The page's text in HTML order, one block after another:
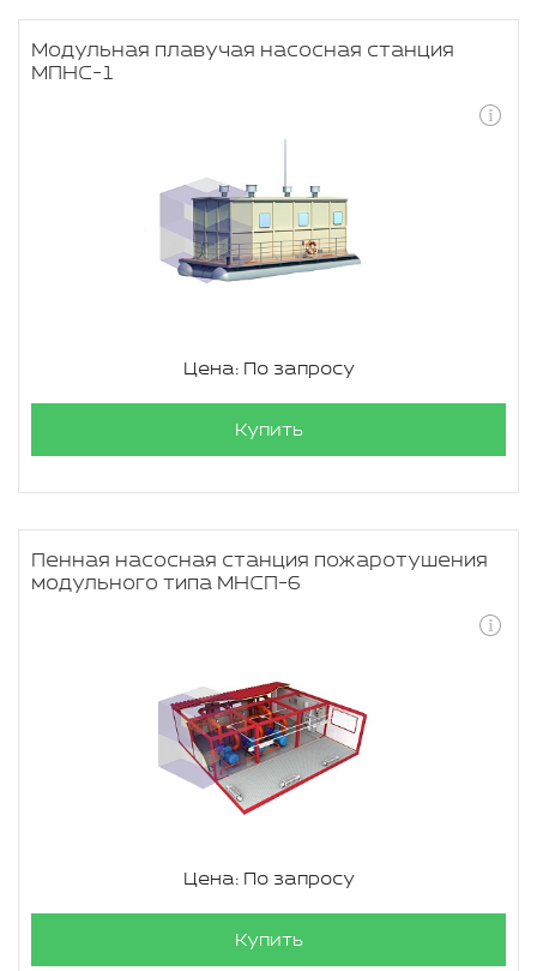
Модульная плавучая насосная станция
МПНС-1
Цена: По запросу
Купить
Пенная насосная станция пожаротушения
модульного типа МНСП-6
Цена: По запросу
Купить